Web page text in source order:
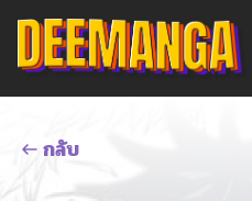
กลับ